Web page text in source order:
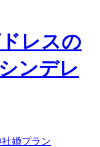
婚プラン